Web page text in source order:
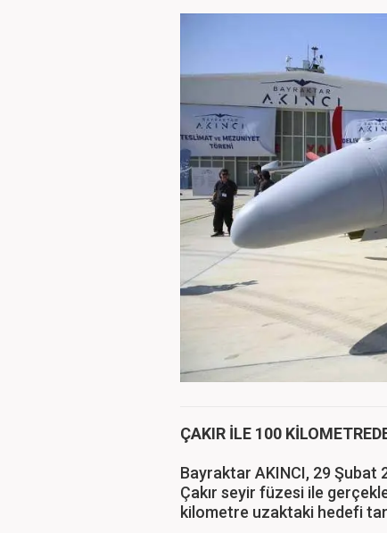
ÇAKIR İLE 100
Bayraktar AKINCI, 29 Şubat
Çakır seyir füzesi ile
kilometre uzaktaki hedefi